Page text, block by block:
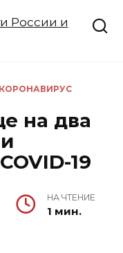
КОРОНАВИРУС
на два
19
НА ЧТЕНИЕ
1 мин.